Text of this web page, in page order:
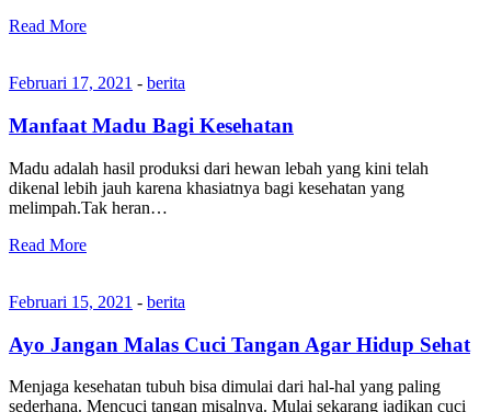
Read More
Februari 17, 2021 - berita
Manfaat Madu Bagi Kesehatan
Madu adalah hasil produksi dari hewan lebah yang kini telah
dikenal lebih jauh karena khasiatnya bagi kesehatan yang
melimpah.Tak heran…
Read More
Februari 15, 2021 - berita
Ayo Jangan Malas Cuci Tangan Agar Hidup Sehat
Menjaga kesehatan tubuh bisa dimulai dari hal-hal yang paling
sederhana. Mencuci tangan misalnya. Mulai sekarang jadikan cuci